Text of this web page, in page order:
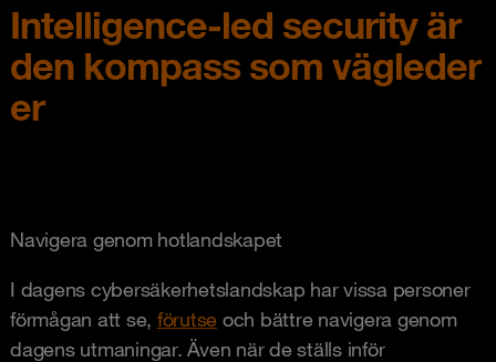
Intelligence-led security är
den kompass som vägleder
er
Navigera genom hotlandskapet
I dagens cybersäkerhetslandskap har vissa personer
förmågan att se, förutse och bättre navigera genom
dagens utmaningar. Även när de ställs inför